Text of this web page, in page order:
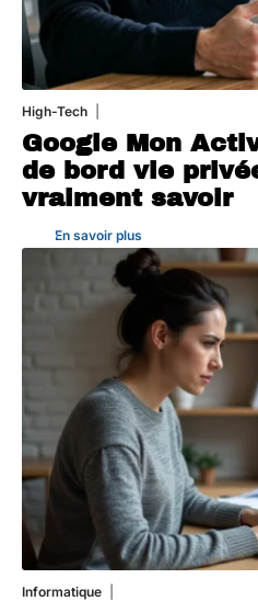
High-Tech
Google Mon
de bord vie
vraiment savoir
En savoir plus
Informatique